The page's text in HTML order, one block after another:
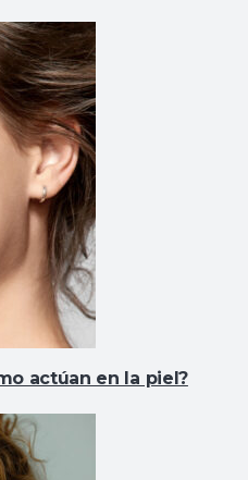
actúan en la piel?